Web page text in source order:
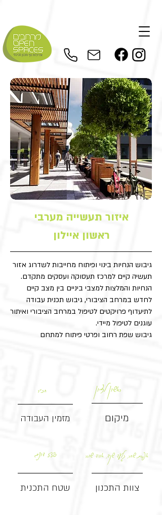
איזור תעשייה מערבי
ראשון איילון
גיבוש הנחיות בינוי ופיתוח מחייבות לשדרוג אזור
תעשיה קיים למרכז תעסוקה ועסקים מתקדם.
הנחיות והמלצות למצבי ביניים בין מצב קיים
לחדש במרחב הציבורי, גיבוש תכנית עבודה
לתיעדוף פרויקטים לטיפול במרחב הציבורי ואיתור
עוגנים לטיפול מיידי.
גיבוש שפת רחוב ופרטי פיתוח למתחם
חכ"ר ראשון לציון
מזמין העבודה מיקום
אפרת שחר, גלעד שקד, אוהד שורר 550 דונם
צוות התכנון שטח התכנית